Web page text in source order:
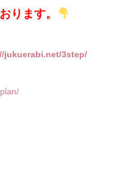
ります。
jukuerabi.net/3step/